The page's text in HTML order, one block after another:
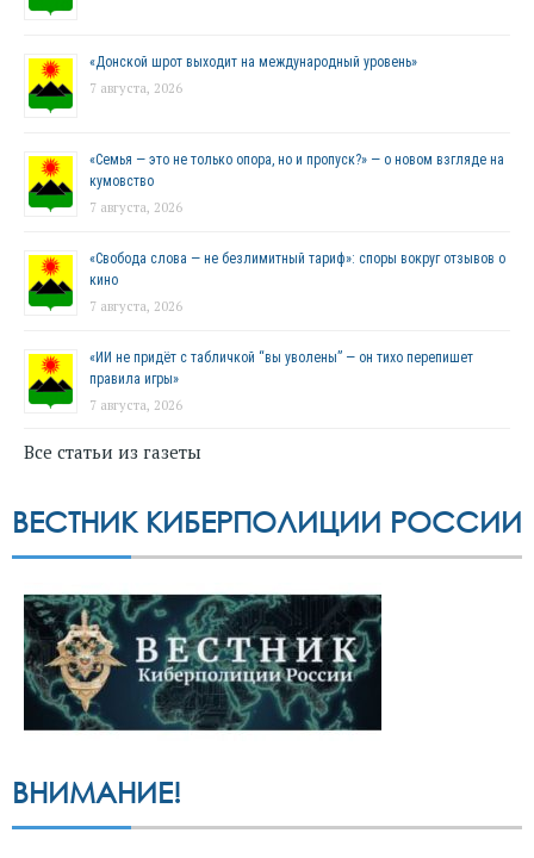
«Донской шрот выходит на международный уровень»
7 августа, 2026
«Семья — это не только опора, но и пропуск?» — о новом взгляде на
кумовство
7 августа, 2026
«Свобода слова — не безлимитный тариф»: споры вокруг отзывов о
кино
7 августа, 2026
«ИИ не придёт с табличкой “вы уволены” — он тихо перепишет
правила игры»
7 августа, 2026
Все статьи из газеты
ВЕСТНИК КИБЕРПОЛИЦИИ РОССИИ
ВНИМАНИЕ!